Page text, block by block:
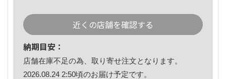
近くの店舗を確認する
納期目安：
店舗在庫不足の為、取り寄せ注文となります。
2026.08.24 2:50頃のお届け予定です。